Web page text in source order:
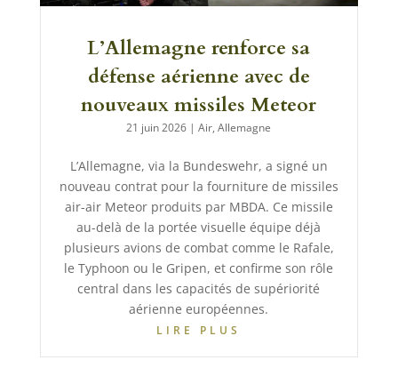
L’Allemagne renforce sa
défense aérienne avec de
nouveaux missiles Meteor
21 juin 2026 |Air,Allemagne
L’Allemagne, via la Bundeswehr, a signé un
nouveau contrat pour la fourniture de missiles
air-air Meteor produits par MBDA. Ce missile
au-delà de la portée visuelle équipe déjà
plusieurs avions de combat comme le Rafale,
le Typhoon ou le Gripen, et confirme son rôle
central dans les capacités de supériorité
aérienne européennes.
LIRE PLUS